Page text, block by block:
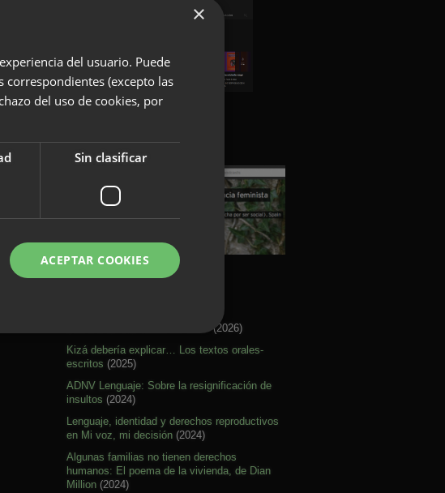
Soundcloud con poemas
(2026)
Kizá debería explicar… Los textos orales-
escritos (2025)
ADNV Lenguaje: Sobre la resignificación de
insultos (2024)
Lenguaje, identidad y derechos reproductivos
en Mi voz, mi decisión (2024)
Algunas familias no tienen derechos
humanos: El poema de la vivienda, de Dian
Million (2024)
×
del usuario. Puede
correspondientes (excepto las
del uso de cookies, por
Sin clasificar
ACEPTAR COOKIES